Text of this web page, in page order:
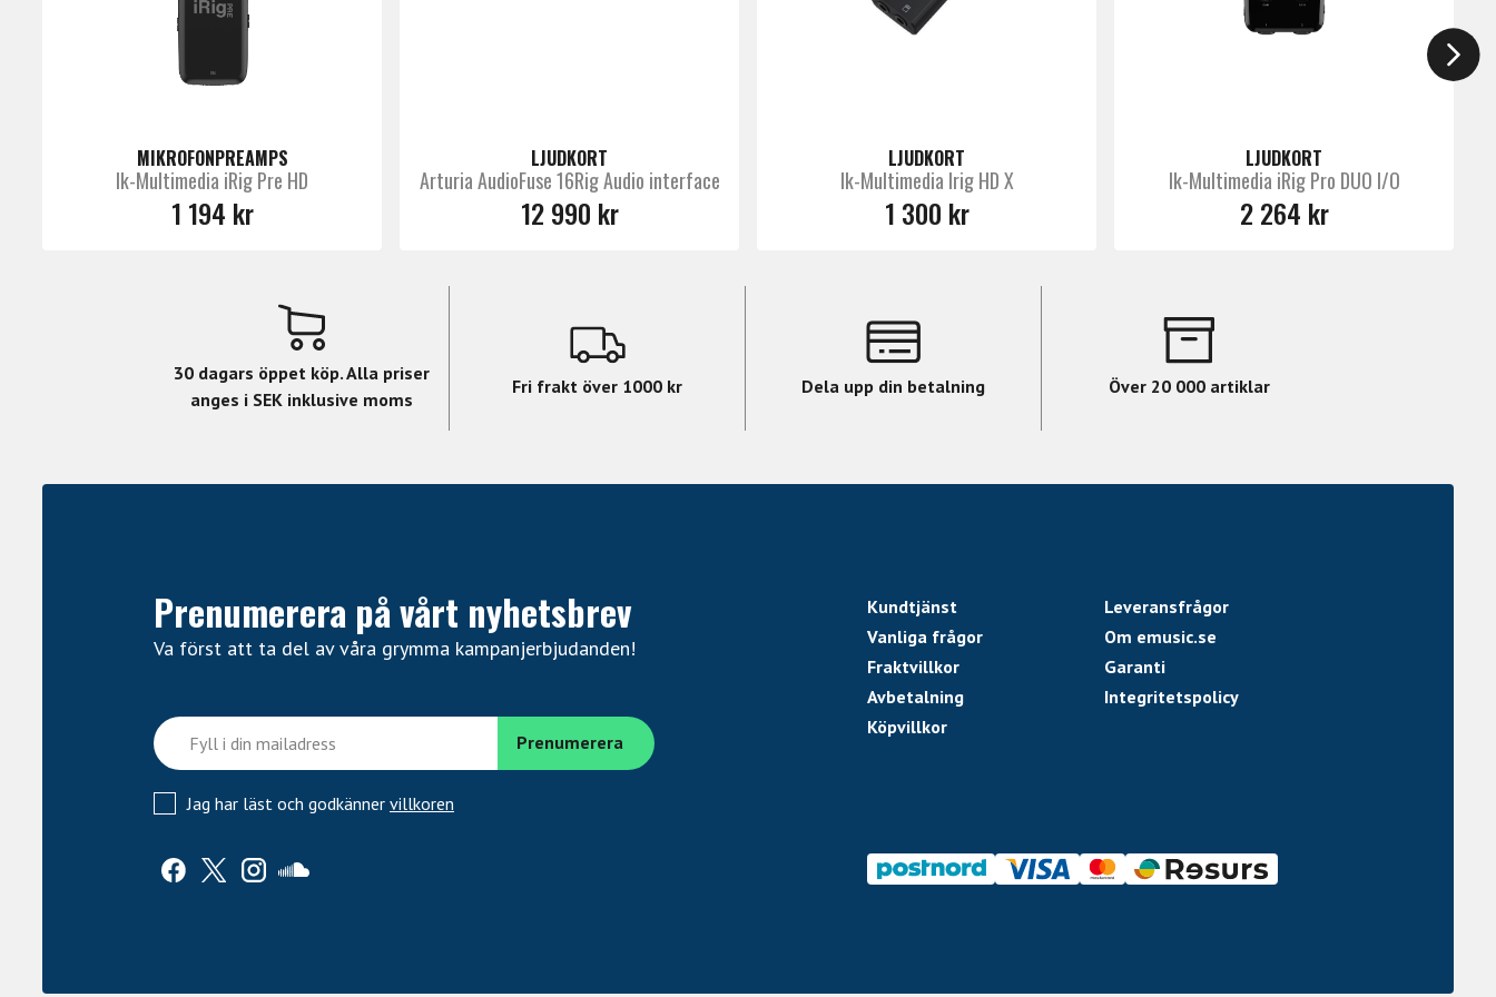
MIKROFONPREAMPS
Ik-Multimedia iRig Pre HD
1 194 kr
LJUDKORT
Arturia AudioFuse 16Rig Audio interface
12 990 kr
LJUDKORT
Ik-Multimedia Irig HD X
1 300 kr
LJUDKORT
Ik-Multimedia iRig Pro DUO I/O
2 264 kr
30 dagars öppet köp. Alla priser
anges i SEK inklusive moms
Fri frakt över 1000 kr Dela upp din betalning Över 20 000 artiklar
Prenumerera på vårt nyhetsbrev
Va först att ta del av våra grymma kampanjerbjudanden!
Jag har läst och godkänner villkoren
Kundtjänst
Leveransfrågor
Vanliga frågor
Om emusic.se
Fraktvillkor
Garanti
Avbetalning
Integritetspolicy
Köpvillkor